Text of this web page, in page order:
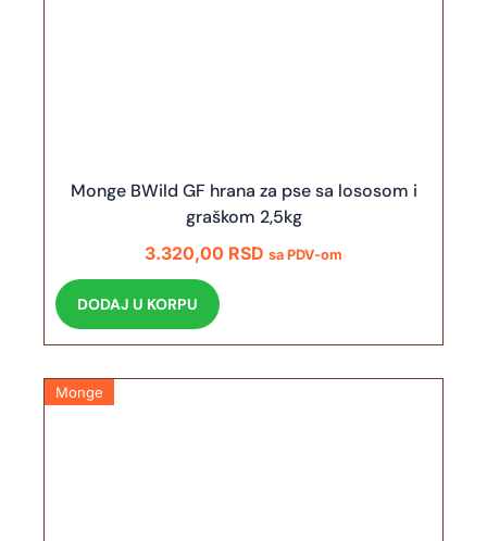
Monge BWild GF hrana za pse sa lososom i
graškom 2,5kg
3.320,00 RSD sa PDV-om
DODAJ U KORPU
Monge